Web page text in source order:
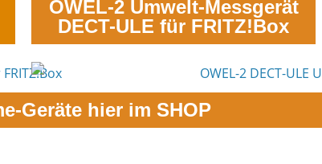
OWEL-2 Umwelt-Messgerät
DECT-ULE für FRITZ!Box
Geräte hier im SHOP